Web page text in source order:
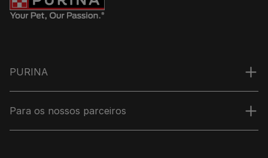
PURINA
Para os nossos parceiros